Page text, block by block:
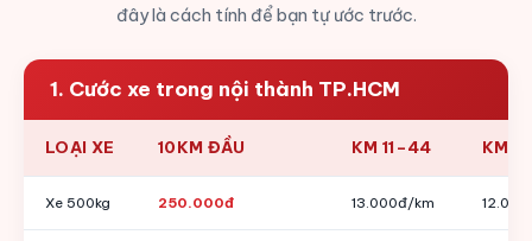
đây là cách tính để bạn tự ước trước.
1. Cước xe trong nội thành TP.HCM
LOẠI XE 10KM ĐẦU KM 11–44 KM
Xe 500kg 250.000đ 13.000đ/km